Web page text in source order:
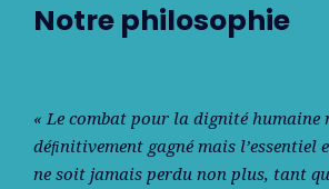
Notre philosophie
« Le combat pour la dignité humaine
déﬁnitivement gagné mais l’essentiel
ne soit jamais perdu non plus, tant